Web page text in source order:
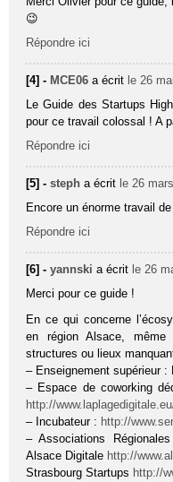
😉
Répondre ici
[4] - MCE06 a écrit le 26
Le Guide des Startups
pour ce travail colossal ! A
Répondre ici
[5] -steph a écrit le 26
Encore un énorme travail
Répondre ici
[6] -yannski a écrit le 26
Merci pour ce guide !
En ce qui concerne
en région Alsace,
structures ou lieux
– Enseignement supérieur :
– Espace de coworking
http://
– Incubateur : http://
– Associations
Alsace Digitale http://
Strasbourg Startups http://